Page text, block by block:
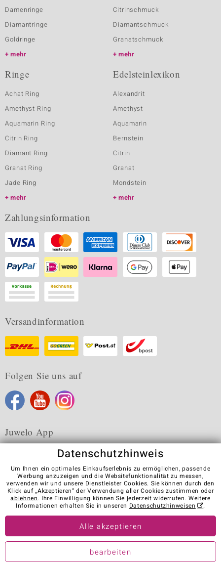
Damenringe
Diamantringe
Goldringe
mehr
Citrinschmuck
Diamantschmuck
Granatschmuck
mehr
Ringe
Achat Ring
Amethyst Ring
Aquamarin Ring
Citrin Ring
Diamant Ring
Granat Ring
Jade Ring
mehr
Edelsteinlexikon
Alexandrit
Amethyst
Aquamarin
Bernstein
Citrin
Granat
Mondstein
mehr
Zahlungsinformation
Versandinformation
Folgen Sie uns auf
Juwelo App
Karriere AGB Datenschutz Cookies
Impressum
Kontakt
Vertrag widerrufen
Visit our stores in other countries:
© Juwelo Deutschland GmbH (ein Tochterunternehmen der elumeo
SE)
Datenschutzhinweis
Um Ihnen ein optimales Einkaufserlebnis zu ermöglichen, passende
Werbung anzuzeigen und die Websitefunktionalität zu messen,
verwenden wir und unsere Dienstleister Cookies. Sie können durch den
Klick auf „Akzeptieren“ der Verwendung aller Cookies zustimmen oder
ablehnen. Ihre Einwilligung können Sie jederzeit widerrufen. Weitere
Informationen erhalten Sie in unseren Datenschutzhinweisen .
Alle akzeptieren
bearbeiten